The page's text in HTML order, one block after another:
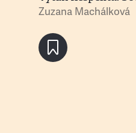
Zuzana Machálková